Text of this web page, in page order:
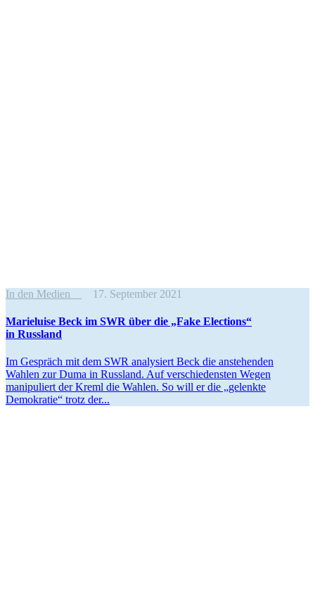
In den Medien 17. September 2021
Marie­luise Beck im SWR über die „Fake Elections“
in Russland
Im Gespräch mit dem SWR analy­siert Beck die anste­henden
Wahlen zur Duma in Russland. Auf verschie­densten Wegen
manipu­liert der Kreml die Wahlen. So will er die „gelenkte
Demokratie“ trotz der...